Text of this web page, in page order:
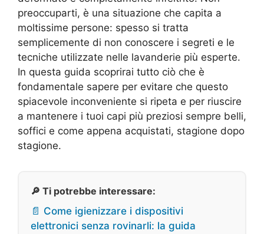
preoccuparti, è una situazione che capita a
moltissime persone: spesso si tratta
semplicemente di non conoscere i segreti e le
tecniche utilizzate nelle lavanderie più esperte.
In questa guida scoprirai tutto ciò che è
fondamentale sapere per evitare che questo
spiacevole inconveniente si ripeta e per riuscire
a mantenere i tuoi capi più preziosi sempre belli,
soffici e come appena acquistati, stagione dopo
stagione.
🔎 Ti potrebbe interessare:
📄 Come igienizzare i dispositivi
elettronici senza rovinarli: la guida